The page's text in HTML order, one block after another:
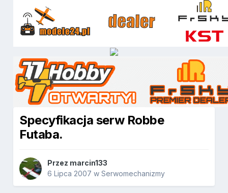
Specyfikacja serw Robbe
Futaba.
Przez marcin133
6 Lipca 2007 wSerwomechanizmy